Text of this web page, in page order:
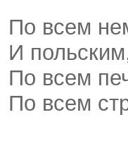
По всем
И
По всем
По всем